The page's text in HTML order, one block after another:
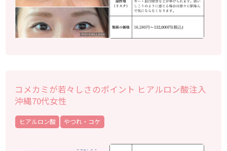
コメカミが若々しさのポイント ヒアルロン酸注入
沖縄70代女性
ヒアルロン酸 やつれ・コケ